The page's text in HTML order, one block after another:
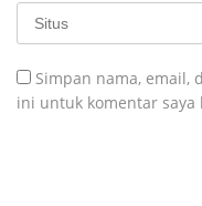
Simpan nama, email,
ini untuk komentar saya